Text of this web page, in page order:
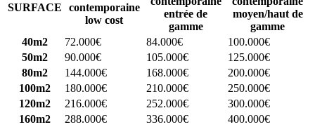
SURFACE
contemporaine
low cost
entrée de
gamme
moyen/haut de
gamme
40m2
72.000€ 84.000€
100.000€
50m2
90.000€ 105.000€
125.000€
80m2
144.000€ 168.000€
200.000€
100m2
180.000€ 210.000€
250.000€
120m2
216.000€ 252.000€
300.000€
160m2
288.000€ 336.000€
400.000€